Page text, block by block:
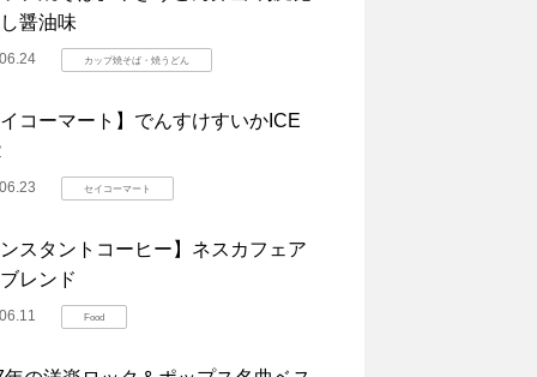
醤油味
カップ焼そば・焼うどん
コーマート】でんすけすいかICE
セイコーマート
スタントコーヒー】ネスカフェア
レンド
Food